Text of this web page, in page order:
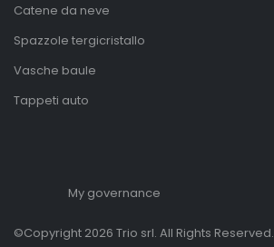
Catene da neve
Spazzole tergicristallo
Vasche baule
Tappeti auto
My governance
©Copyright 2026 Trio srl. All Rights Reserved.